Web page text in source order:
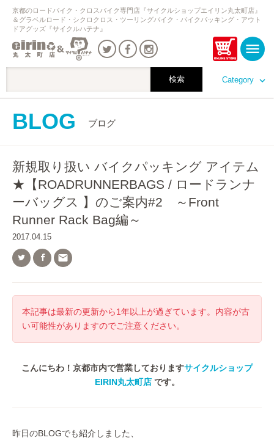
Category
京都のロードバイク・クロスバイク専門店『サイクルショップエイリン丸太町店』
＆グラベルロード・シクロクロス・ツーリングバイク・バイクパッキング・アウト
ドアグッズ『サイクルハテナ』
BLOG ブログ
新規取り扱い バイクパッキング アイテム
★【ROADRUNNERBAGS / ロードランナ
ーバッグス 】のご案内#2 ～Front
Runner Rack Bag編～
2017.04.15

本記事は最新の更新から1年以上が過ぎています。内容が古
い可能性がありますのでご注意ください。
こんにちわ！京都市内で営業しておりますサイクルショップ
EIRIN丸太町店です。
昨日のBLOGでも紹介しました、